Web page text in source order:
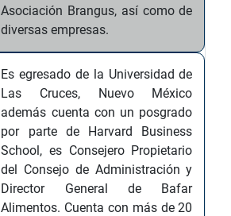
Asociación Brangus, así como de
diversas empresas.
Es egresado de la Universidad de
Las Cruces, Nuevo México
además cuenta con un posgrado
por parte de Harvard Business
School, es Consejero Propietario
del Consejo de Administración y
Director General de Bafar
Alimentos. Cuenta con más de 20